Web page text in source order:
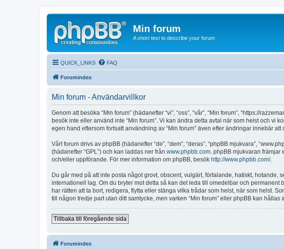
Min forum
A short text to describe your forum
QUICK_LINKS FAQ
Forumindex
Min forum - Användarvillkor
Genom att besöka “Min forum” (hädanefter “vi”, “oss”, “vår”, “Min forum”, “https://
besök inte eller använd inte “Min forum”. Vi kan ändra detta avtal när som helst och vi
egen hand eftersom fortsatt användning av “Min forum” även efter ändringar innebär
Vårt forum drivs av phpBB (hädanefter “de”, “dem”, “deras”, “phpBB mjukvara”,
(hädanefter “GPL”) och kan laddas ner från www.phpbb.com . phpBB mjukvaran
och/eller uppförande. För mer information om phpBB, besök http://www.phpbb.com/.
Du går med på att inte posta något grovt, obscent, vulgärt, förtalande, hatiskt,
internationell lag. Om du bryter mot detta så kan det leda till omedelbar och
har rätten att ta bort, redigera, flytta eller stänga vilka trådar som helst, när som helst.
till någon tredje part utan ditt samtycke, men varken “Min forum” eller phpBB kan
Tillbaka till föregående sida
Forumindex